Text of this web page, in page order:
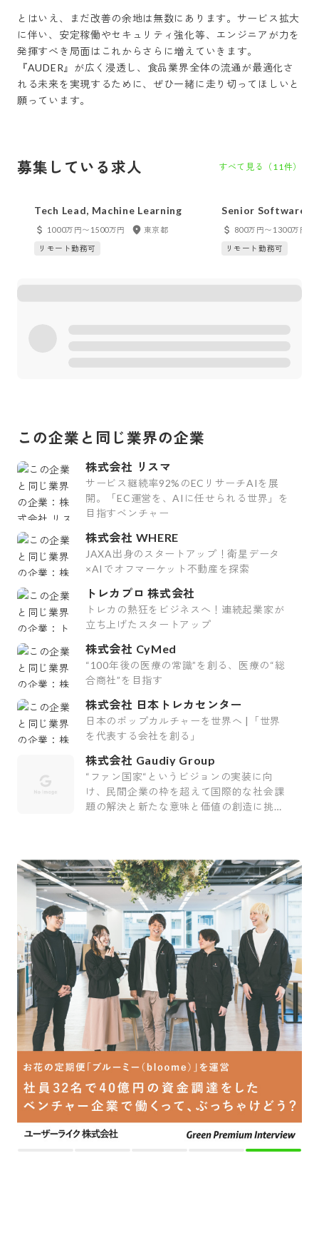
とはいえ、まだ改善の余地は無数にあります。サービス拡大
に伴い、安定稼働やセキュリティ強化等、エンジニアが力を
発揮すべき局面はこれからさらに増えていきます。
『AUDER』が広く浸透し、食品業界全体の流通が最適化さ
れる未来を実現するために、ぜひ一緒に走り切ってほしいと
募集している求人 すべて見る（ 11件）
Tech Lead, Machine Learning
1000万円〜1500万円
東京都
リモート勤務可
Senior Software
Backend
800万円〜1300万円
リモート勤務可
この企業と同じ業界の企業
株式会社 リスマ
サービス継続率92%のECリサーチAIを展
開。「EC運営を、AIに任せられる世界」を
目指すベンチャー
株式会社 WHERE
JAXA出身のスタートアップ！衛星データ
×AIでオフマーケット不動産を探索
トレカプロ 株式会社
トレカの熱狂をビジネスへ！連続起業家が
立ち上げたスタートアップ
株式会社 CyMed
“100年後の医療の常識”を創る、医療の“総
合商社”を目指す
株式会社 日本トレカセンター
日本のポップカルチャーを世界へ |「世界
を代表する会社を創る」
株式会社 Gaudiy Group
“ファン国家“というビジョンの実装に向
け、民間企業の枠を超えて国際的な社会課
題の解決と新たな意味と価値の創造に挑む